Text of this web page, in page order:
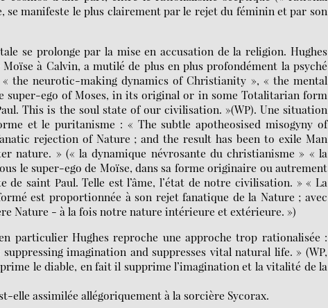
se manifeste le plus clairement par le rejet du féminin et par son
se prolonge par la mise en accusation de la religion. Hughes
à Calvin, a mutilé de plus en plus profondément la psyché
the neurotic-making dynamics of Christianity », « the mental
ego of Moses, in its original or in some Totalitarian form
This is the soul state of our civilisation. »(WP). Une situation
et le puritanisme : « The subtle apotheosised misogyny of
rejection of Nature ; and the result has been to exile Man
» (« la dynamique névrosante du christianisme » « la
le super-ego de Moïse, dans sa forme originaire ou autrement
saint Paul. Telle est l’âme, l’état de notre civilisation. » « La
est proportionnée à son rejet fanatique de la Nature ; avec
Nature - à la fois notre nature intérieure et extérieure. »)
particulier Hughes reproche une approche trop rationalisée :
imagination and suppresses vital natural life. » (WP,
le diable, en fait il supprime l’imagination et la vitalité de la
elle assimilée allégoriquement à la sorcière Sycorax.